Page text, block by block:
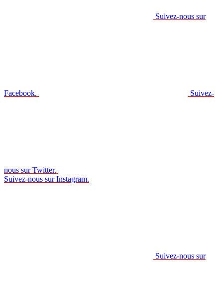
Suivez-nous sur
Facebook. Suivez-
nous sur Twitter.
Suivez-nous sur Instagram.
Suivez-nous sur